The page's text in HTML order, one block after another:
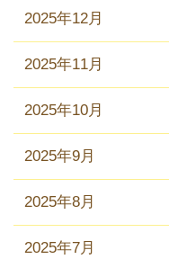
2025年12月
2025年11月
2025年10月
2025年9月
2025年8月
2025年7月